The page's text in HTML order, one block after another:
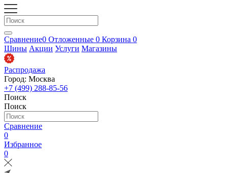
Сравнение0 Отложенные 0 Корзина 0
Шины Акции Услуги Магазины
Распродажа
Город: Москва
+7 (499) 288-85-56
Поиск
Поиск
Сравнение
0
Избранное
0